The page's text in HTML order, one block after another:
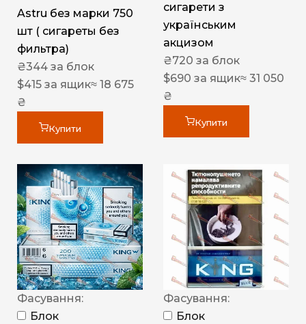
Astru без марки 750
шт ( сигареты без
фильтра)
₴344 за блок
$415 за ящик≈ 18 675
₴
Купити
сигарети з
українським
акцизом
₴720 за блок
$690 за ящик≈ 31 050
₴
Купити
Фасування:
Блок
Фасування:
Блок